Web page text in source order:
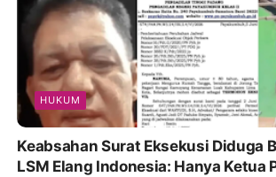
HUKUM
Keabsahan Surat Eksekusi Diduga
LSM Elang Indonesia: Hanya Ketua